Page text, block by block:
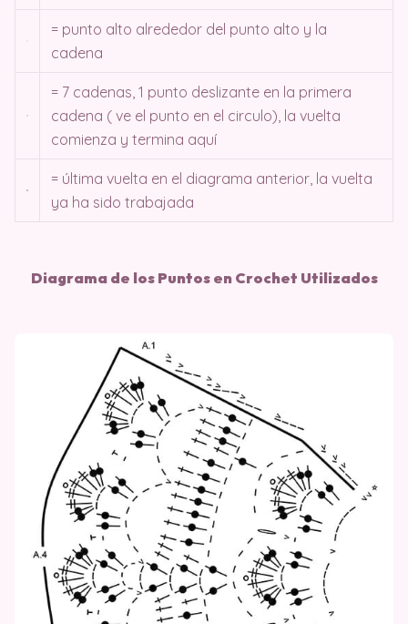
= punto alto alrededor del punto alto y la
cadena
= 7 cadenas, 1 punto deslizante en la primera
cadena ( ve el punto en el circulo), la vuelta
comienza y termina aquí
= última vuelta en el diagrama anterior, la vuelta
ya ha sido trabajada
Diagrama de los Puntos en Crochet Utilizados